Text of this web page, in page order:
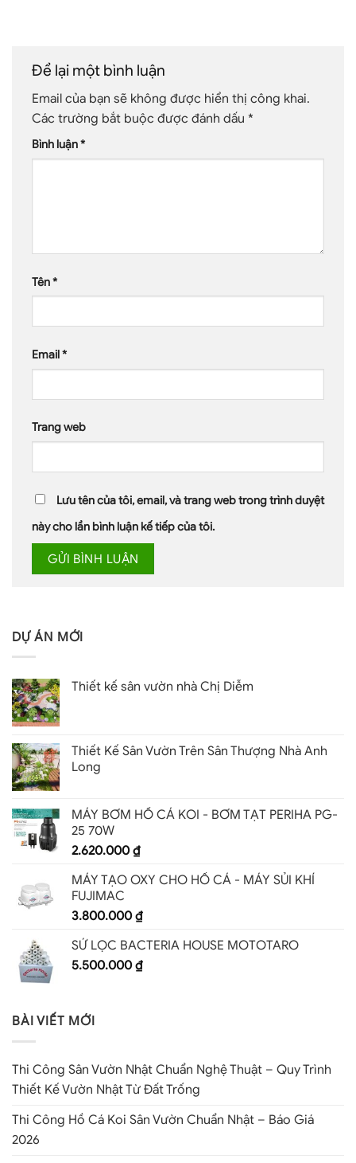
Để lại một bình luận
Email của bạn sẽ không được hiển thị công khai.
Các trường bắt buộc được đánh dấu *
Bình luận*
Tên*
Email*
Trang web
Lưu tên của tôi, email, và trang web trong trình duyệt
này cho lần bình luận kế tiếp của tôi.
DỰ ÁN MỚI
Thiết kế sân vườn nhà Chị Diễm
Thiết Kế Sân Vườn Trên Sân Thượng Nhà Anh
Long
MÁY BƠM HỒ CÁ KOI - BƠM TẠT PERIHA PG-
25 70W
2.620.000₫
MÁY TẠO OXY CHO HỒ CÁ - MÁY SỦI KHÍ
FUJIMAC
3.800.000₫
SỨ LỌC BACTERIA HOUSE MOTOTARO
5.500.000₫
BÀI VIẾT MỚI
Thi Công Sân Vườn Nhật Chuẩn Nghệ Thuật – Quy Trình
Thiết Kế Vườn Nhật Từ Đất Trống
Thi Công Hồ Cá Koi Sân Vườn Chuẩn Nhật – Báo Giá
2026